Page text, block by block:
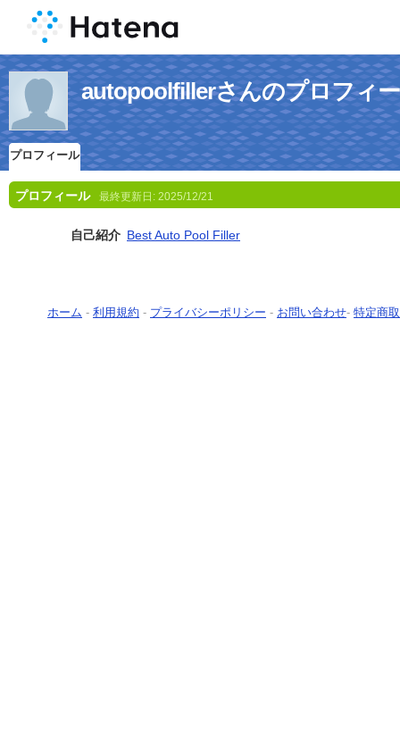
autopoolfillerさんのプロフィ
プロフィール
プロフィール 最終更新日: 2025/12/21
自己紹介 Best Auto Pool Filler
ホーム - 利用規約 - プライバシーポリシー - お問い合わせ- 特定商